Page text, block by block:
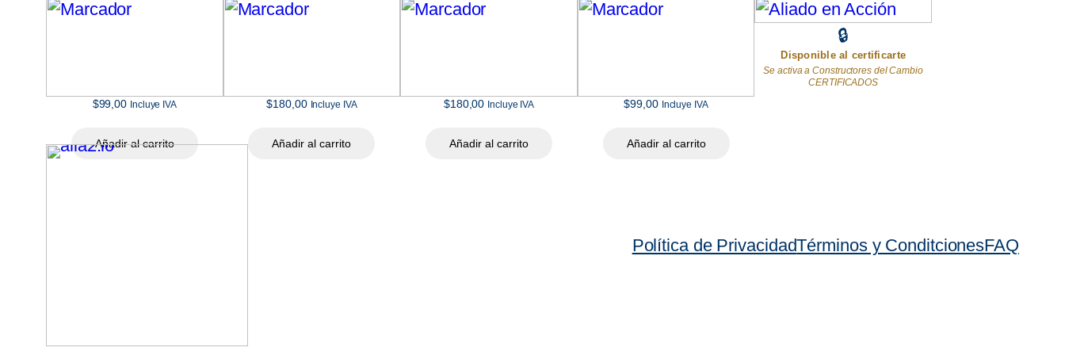
r
a
m
$99,00 Incluye IVA
Añadir al carrito
$180,00 Incluye IVA
Añadir al carrito
$180,00 Incluye IVA
Añadir al carrito
$99,00 Incluye IVA
Añadir al carrito
🔒
Disponible al certificarte
Se activa a Constructores del Cambio
CERTIFICADOS
Política de PrivacidadTérminos y ConditcionesFAQ